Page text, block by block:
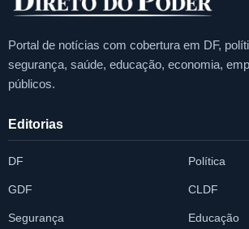
Portal de notícias com cobertura em DF,
segurança, saúde, educação, economia,
públicos.
Editorias
DF Política
GDF CLDF
Segurança Educação